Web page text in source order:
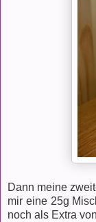
Dann meine
mir eine 25g
noch als Extra